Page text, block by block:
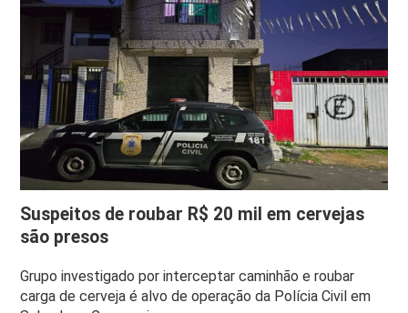
Suspeitos de roubar R$ 20 mil em cervejas
são presos
Grupo investigado por interceptar caminhão e roubar
carga de cerveja é alvo de operação da Polícia Civil em